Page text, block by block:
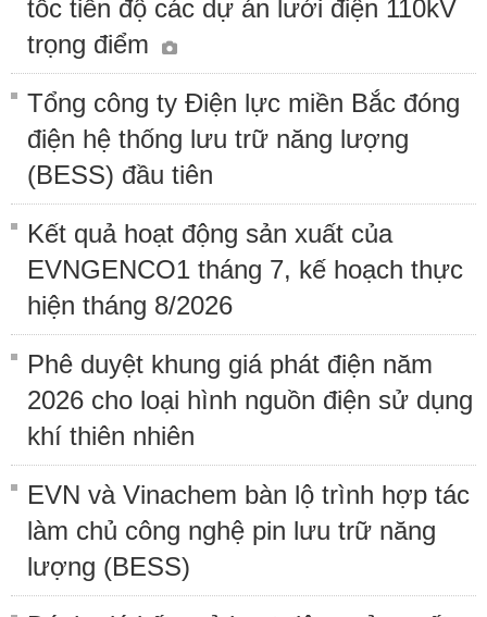
tốc tiến độ các dự án lưới điện 110kV
trọng điểm
Tổng công ty Điện lực miền Bắc đóng
điện hệ thống lưu trữ năng lượng
(BESS) đầu tiên
Kết quả hoạt động sản xuất của
EVNGENCO1 tháng 7, kế hoạch thực
hiện tháng 8/2026
Phê duyệt khung giá phát điện năm
2026 cho loại hình nguồn điện sử dụng
khí thiên nhiên
EVN và Vinachem bàn lộ trình hợp tác
làm chủ công nghệ pin lưu trữ năng
lượng (BESS)